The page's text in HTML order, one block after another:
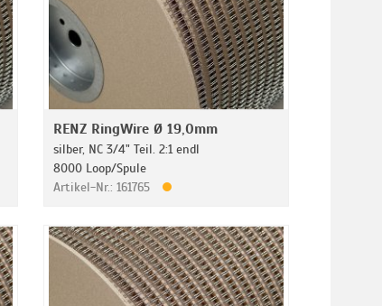
RENZ RingWire Ø 19,0mm
silber, NC 3/4" Teil. 2:1 endl
8000 Loop/Spule
Artikel-Nr.: 161765